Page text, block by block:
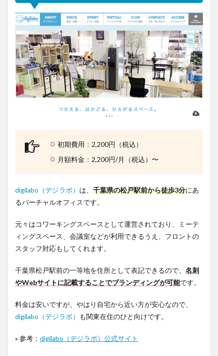
初期費用：2,200円（税込）
月額料金：2,200円/月（税込）〜
digilabo（デジラボ） は、 千葉県の松戸駅前から徒歩3分にあ
るバーチャルオフィスです。
元々はコワーキングスペースとして運営されており、ミーテ
ィングスペース、会議室などが利用できるうえ、フロントの
スタッフ対応もしてくれます。
千葉県松戸駅前の一等地を住所として表記できるので、 名刺
やWebサイトに記載することでブランディングが可能です。
料金は安いですが、やはり自宅から近い方が安心なので、
digilabo（デジラボ）
も関東在住のひと向けです。
» 参考： digilabo（デジラボ）公式サイト